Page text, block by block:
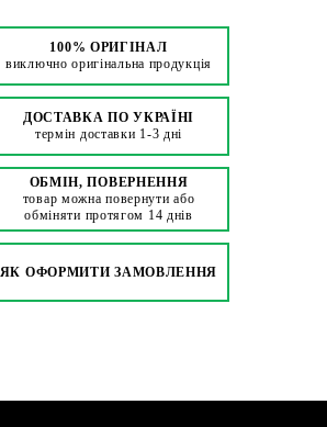
100% ОРИГІНАЛ
виключно оригінальна продукція
ДОСТАВКА ПО УКРАЇНІ
термін доставки 1-3 дні
ОБМІН, ПОВЕРНЕННЯ
товар можна повернути або
обміняти протягом 14 днів
ЯК ОФОРМИТИ ЗАМОВЛЕННЯ